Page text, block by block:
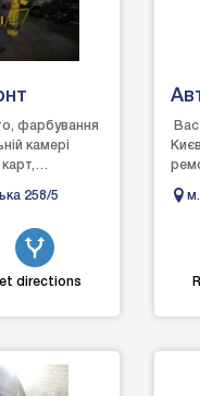
фарбування
камері
карт,
258/5
directions